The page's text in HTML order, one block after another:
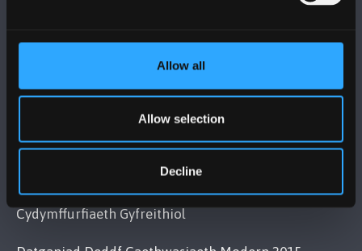
Allow all
Allow selection
Decline
MAPIAU A CHYFARWYDDIADAU TEITHIO
Cydymffurfiaeth Gyfreithiol